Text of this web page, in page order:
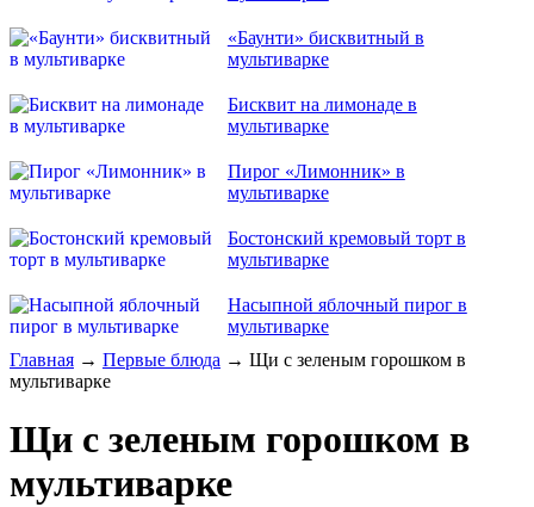
«Баунти» бисквитный в
мультиварке
Бисквит на лимонаде в
мультиварке
Пирог «Лимонник» в
мультиварке
Бостонский кремовый торт в
мультиварке
Насыпной яблочный пирог в
мультиварке
Главная → Первые блюда → Щи с зеленым горошком в
мультиварке
Щи с зеленым горошком в
мультиварке